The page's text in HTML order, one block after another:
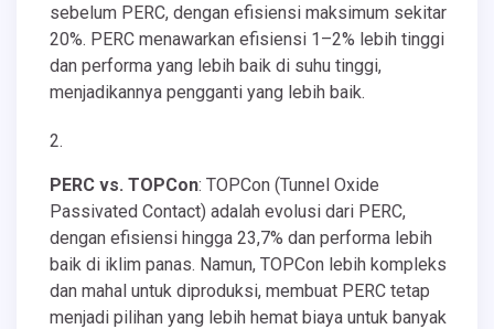
sebelum PERC, dengan efisiensi maksimum sekitar
20%. PERC menawarkan efisiensi 1–2% lebih tinggi
dan performa yang lebih baik di suhu tinggi,
menjadikannya pengganti yang lebih baik.
PERC vs. TOPCon: TOPCon (Tunnel Oxide
Passivated Contact) adalah evolusi dari PERC,
dengan efisiensi hingga 23,7% dan performa lebih
baik di iklim panas. Namun, TOPCon lebih kompleks
dan mahal untuk diproduksi, membuat PERC tetap
menjadi pilihan yang lebih hemat biaya untuk banyak